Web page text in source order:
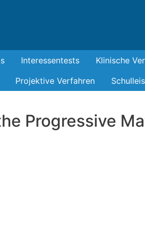
Interessentests
Klinische
Projektive Verfahren
Progressive